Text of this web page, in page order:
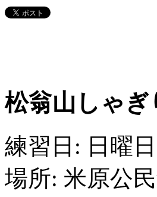
松翁山しゃぎ
練習日: 日曜
場所: 米原公